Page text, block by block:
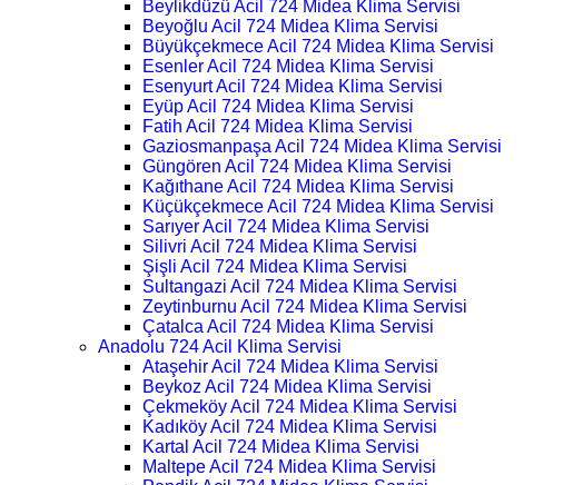
Beylikdüzü Acil 724 Midea Klima Servisi
Beyoğlu Acil 724 Midea Klima Servisi
Büyükçekmece Acil 724 Midea Klima Servisi
Esenler Acil 724 Midea Klima Servisi
Esenyurt Acil 724 Midea Klima Servisi
Eyüp Acil 724 Midea Klima Servisi
Fatih Acil 724 Midea Klima Servisi
Gaziosmanpaşa Acil 724 Midea Klima Servisi
Güngören Acil 724 Midea Klima Servisi
Kağıthane Acil 724 Midea Klima Servisi
Küçükçekmece Acil 724 Midea Klima Servisi
Sarıyer Acil 724 Midea Klima Servisi
Silivri Acil 724 Midea Klima Servisi
Şişli Acil 724 Midea Klima Servisi
Sultangazi Acil 724 Midea Klima Servisi
Zeytinburnu Acil 724 Midea Klima Servisi
Çatalca Acil 724 Midea Klima Servisi
Anadolu 724 Acil Klima Servisi
Ataşehir Acil 724 Midea Klima Servisi
Beykoz Acil 724 Midea Klima Servisi
Çekmeköy Acil 724 Midea Klima Servisi
Kadıköy Acil 724 Midea Klima Servisi
Kartal Acil 724 Midea Klima Servisi
Maltepe Acil 724 Midea Klima Servisi